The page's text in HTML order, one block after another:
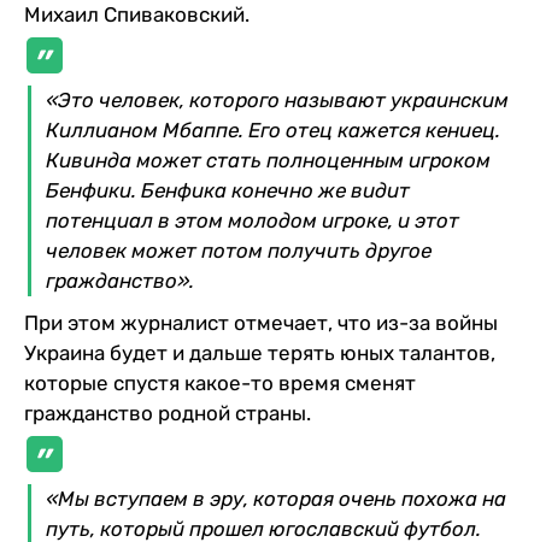
Михаил Спиваковский.
«Это человек, которого называют украинским
Киллианом Мбаппе. Его отец кажется кениец.
Кивинда может стать полноценным игроком
Бенфики. Бенфика конечно же видит
потенциал в этом молодом игроке, и этот
человек может потом получить другое
гражданство».
При этом журналист отмечает, что из-за войны
Украина будет и дальше терять юных талантов,
которые спустя какое-то время сменят
гражданство родной страны.
«Мы вступаем в эру, которая очень похожа на
путь, который прошел югославский футбол.